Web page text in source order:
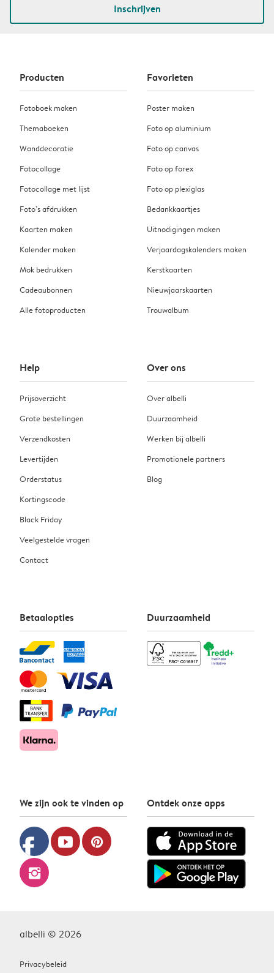
Inschrijven
Producten
Fotoboek maken
Themaboeken
Wanddecoratie
Fotocollage
Fotocollage met lijst
Foto’s afdrukken
Kaarten maken
Kalender maken
Mok bedrukken
Cadeaubonnen
Alle fotoproducten
Favorieten
Poster maken
Foto op aluminium
Foto op canvas
Foto op forex
Foto op plexiglas
Bedankkaartjes
Uitnodigingen maken
Verjaardagskalenders maken
Kerstkaarten
Nieuwjaarskaarten
Trouwalbum
Help
Prijsoverzicht
Grote bestellingen
Verzendkosten
Levertijden
Orderstatus
Kortingscode
Black Friday
Veelgestelde vragen
Contact
Over ons
Over albelli
Duurzaamheid
Werken bij albelli
Promotionele partners
Blog
Betaalopties Duurzaamheid
We zijn ook te vinden op
facebook youtube pinterest
instagram
Ontdek onze apps
albelli © 2026
Privacybeleid